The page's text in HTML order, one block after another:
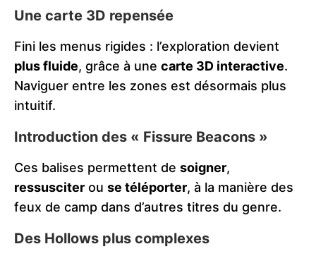
Une carte 3D repensée
Fini les menus rigides : l’exploration devient
plus fluide, grâce à une carte 3D interactive.
Naviguer entre les zones est désormais plus
intuitif.
Introduction des « Fissure Beacons »
Ces balises permettent de soigner,
ressusciter ou se téléporter, à la manière des
feux de camp dans d’autres titres du genre.
Des Hollows plus complexes